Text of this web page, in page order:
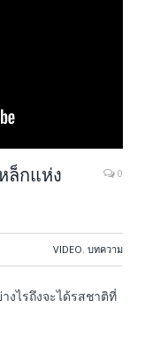
ล็กแห่ง
0
VIDEO, บทความ
งไรถึงจะได้รสชาติที่